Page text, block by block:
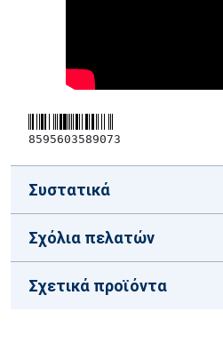
8595603589073
Συστατικά
Σχόλια πελατών
Σχετικά προϊόντα